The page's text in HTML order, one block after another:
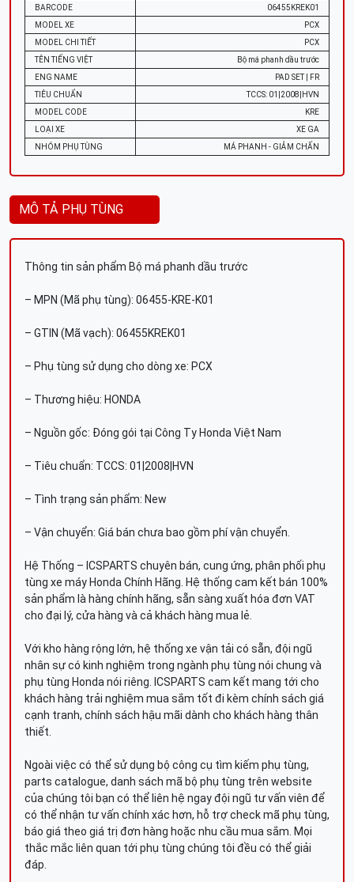
BARCODE
06455KREK01
MODEL XE
PCX
MODEL CHI TIẾT
PCX
TÊN TIẾNG VIỆT
Bộ má phanh dầu trước
ENG NAME
PAD SET | FR
TIÊU CHUẨN
TCCS: 01|2008|HVN
MODEL CODE
KRE
LOẠI XE
XE GA
NHÓM PHỤ TÙNG
MÁ PHANH - GIẢM CHẤN
MÔ TẢ PHỤ TÙNG
Thông tin sản phẩm Bộ má phanh dầu trước
– MPN (Mã phụ tùng): 06455-KRE-K01
– GTIN (Mã vạch): 06455KREK01
– Phụ tùng sử dụng cho dòng xe: PCX
– Thương hiệu: HONDA
– Nguồn gốc: Đóng gói tại Công Ty Honda Việt Nam
– Tiêu chuẩn: TCCS: 01|2008|HVN
– Tình trạng sản phẩm: New
– Vận chuyển: Giá bán chưa bao gồm phí vận chuyển.
Hệ Thống – ICSPARTS chuyên bán, cung ứng, phân phối phụ
tùng xe máy Honda Chính Hãng. Hệ thống cam kết bán 100%
sản phẩm là hàng chính hãng, sẵn sàng xuất hóa đơn VAT
cho đại lý, cửa hàng và cả khách hàng mua lẻ.
Với kho hàng rộng lớn, hệ thống xe vận tải có sẵn, đội ngũ
nhân sự có kinh nghiệm trong ngành phụ tùng nói chung và
phụ tùng Honda nói riêng. ICSPARTS cam kết mang tới cho
khách hàng trải nghiệm mua sắm tốt đi kèm chính sách giá
cạnh tranh, chính sách hậu mãi dành cho khách hàng thân
thiết.
Ngoài việc có thể sử dụng bộ công cụ tìm kiếm phụ tùng,
parts catalogue, danh sách mã bộ phụ tùng trên website
của chúng tôi bạn có thể liên hệ ngay đội ngũ tư vấn viên để
có thể nhận tư vấn chính xác hơn, hỗ trợ check mã phụ tùng,
báo giá theo giá trị đơn hàng hoặc nhu cầu mua sắm. Mọi
thắc mắc liên quan tới phụ tùng chúng tôi đều có thể giải
đáp.